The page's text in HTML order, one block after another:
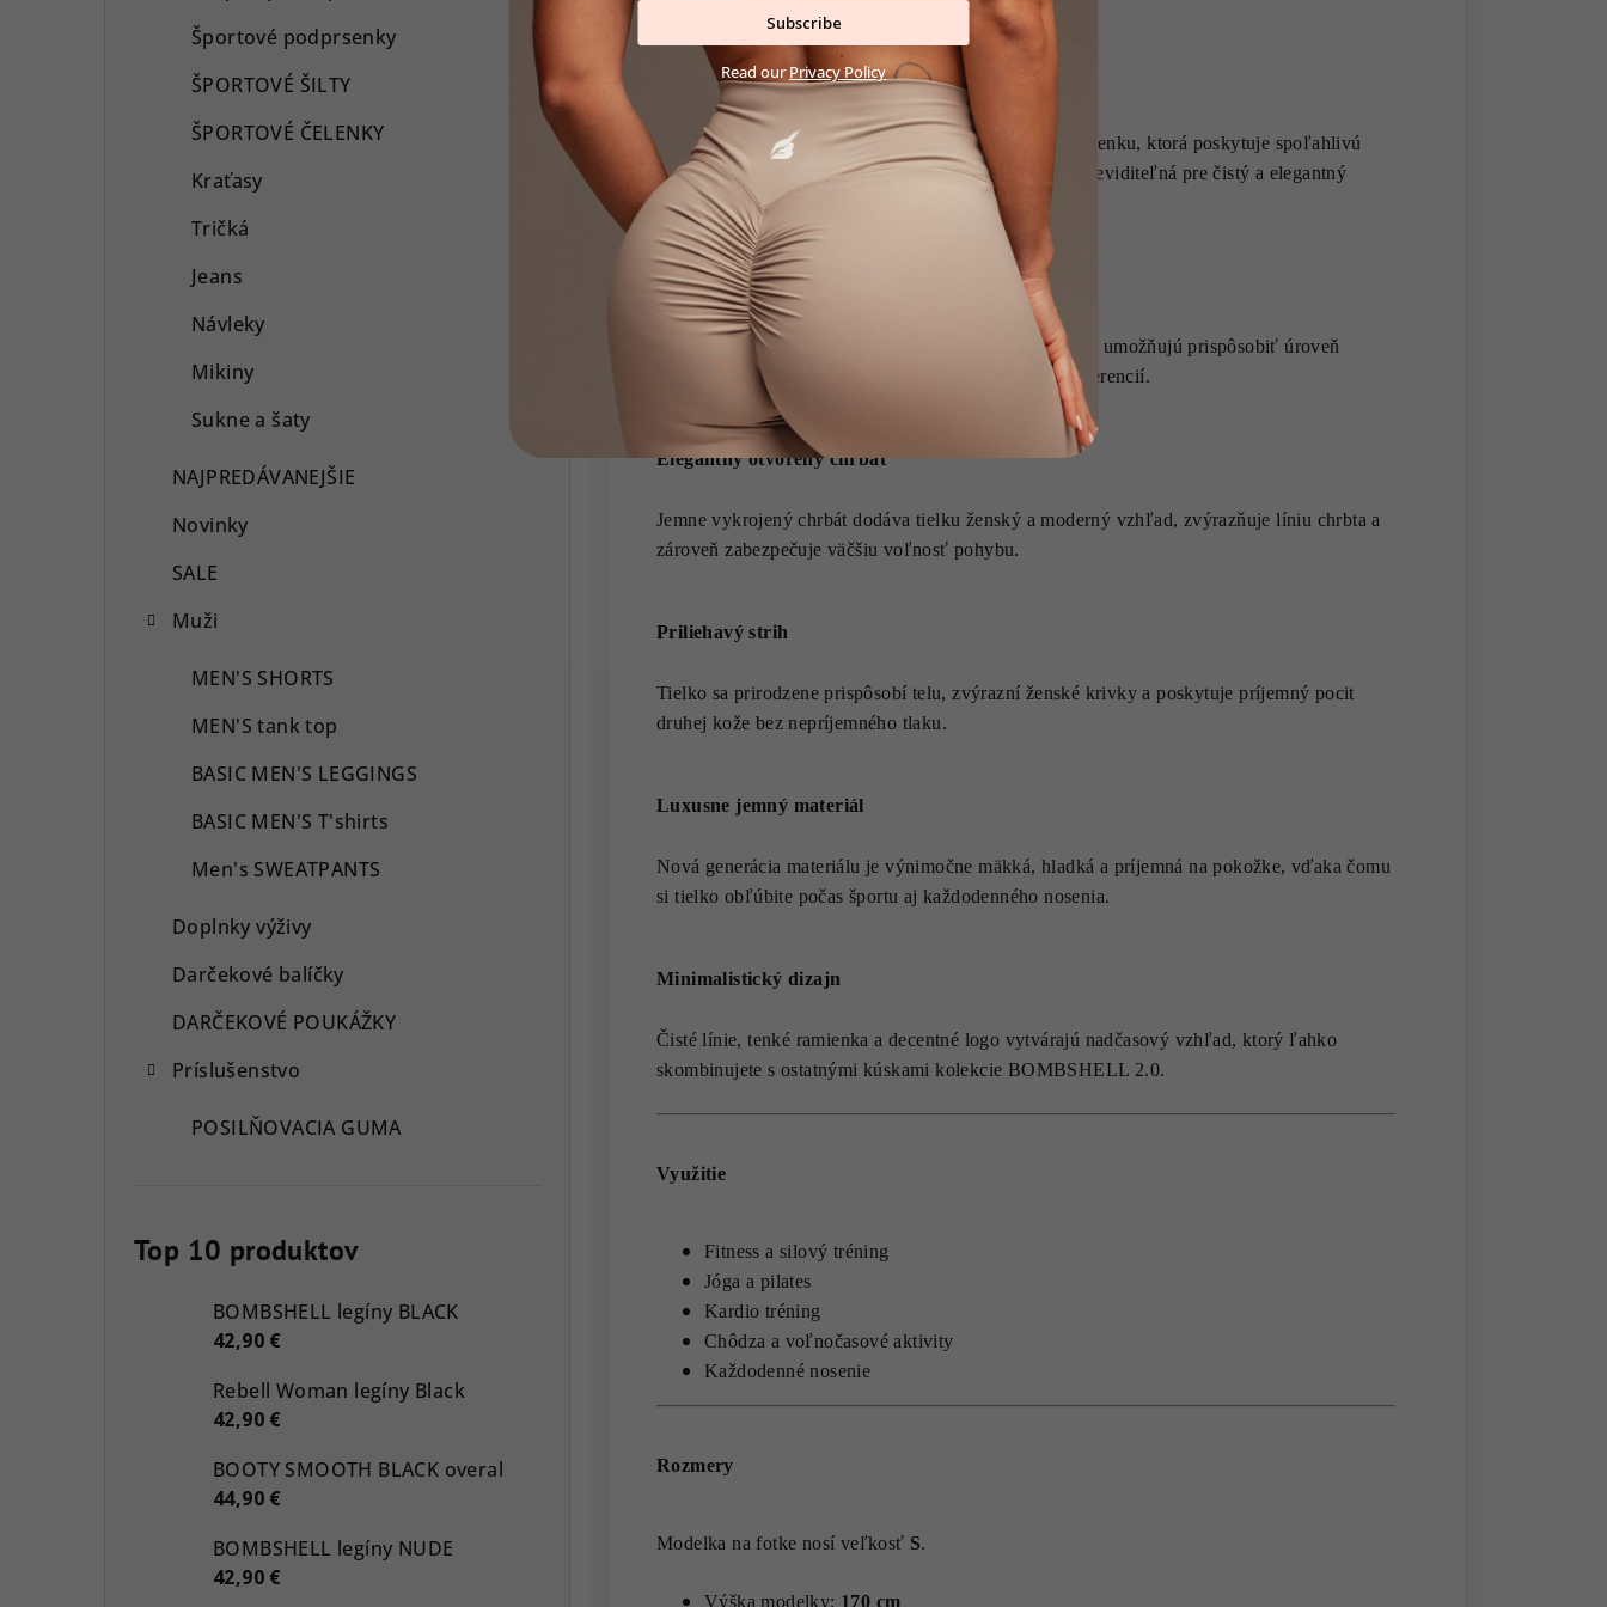
Športové podprsenky
ŠPORTOVÉ ŠILTY
ŠPORTOVÉ ČELENKY
Kraťasy
Tričká
Jeans
Návleky
Mikiny
Sukne a šaty
NAJPREDÁVANEJŠIE
Novinky
SALE
Muži
MEN'S SHORTS
MEN'S tank top
BASIC MEN'S LEGGINGS
BASIC MEN'S T'shirts
Men's SWEATPANTS
Doplnky výživy
Darčekové balíčky
DARČEKOVÉ POUKÁŽKY
Príslušenstvo
POSILŇOVACIA GUMA
Top 10 produktov
BOMBSHELL legíny BLACK
42,90 €
Rebell Woman legíny Black
42,90 €
BOOTY SMOOTH BLACK overal
44,90 €
BOMBSHELL legíny NUDE
42,90 €
Integrovaná športová podprsenka
Tielko obsahuje diskrétne zabudovanú športovú podprsenku, ktorá poskytuje spoľahlivú
oporu počas pohybu a zároveň zostáva zvonku úplne neviditeľná pre čistý a elegantný
vzhľad.
Vyberateľné vypchávky
Súčasťou podprsenky sú vyberateľné vypchávky, ktoré umožňujú prispôsobiť úroveň
komfortu aj výsledný vzhľad presne podľa vašich preferencií.
Elegantný otvorený chrbát
Jemne vykrojený chrbát dodáva tielku ženský a moderný vzhľad, zvýrazňuje líniu chrbta a
zároveň zabezpečuje väčšiu voľnosť pohybu.
Priliehavý strih
Tielko sa prirodzene prispôsobí telu, zvýrazní ženské krivky a poskytuje príjemný pocit
druhej kože bez nepríjemného tlaku.
Luxusne jemný materiál
Nová generácia materiálu je výnimočne mäkká, hladká a príjemná na pokožke, vďaka čomu
si tielko obľúbite počas športu aj každodenného nosenia.
Minimalistický dizajn
Čisté línie, tenké ramienka a decentné logo vytvárajú nadčasový vzhľad, ktorý ľahko
skombinujete s ostatnými kúskami kolekcie BOMBSHELL 2.0.
Využitie
Fitness a silový tréning
Jóga a pilates
Kardio tréning
Chôdza a voľnočasové aktivity
Každodenné nosenie
Rozmery
Modelka na fotke nosí veľkosť S.
Výška modelky: 170 cm
Subscribe
Read ourPrivacy Policy